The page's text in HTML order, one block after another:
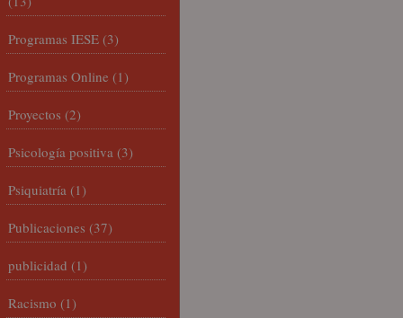
Programas IESE (3)
Programas Online (1)
Proyectos (2)
Psicología positiva (3)
Psiquiatría (1)
Publicaciones (37)
publicidad (1)
Racismo (1)